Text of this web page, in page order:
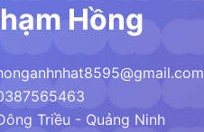
Hồng
Triều - Quảng Ninh